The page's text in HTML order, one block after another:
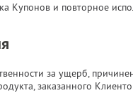
Купонов и повторное
за ущерб,
заказанного